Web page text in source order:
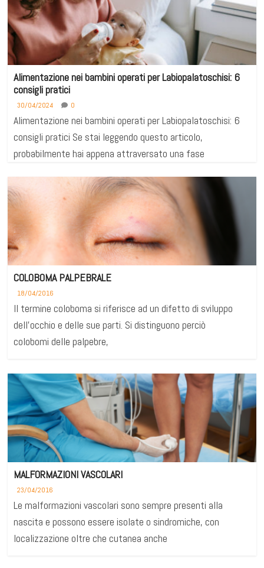
Alimentazione nei bambini operati per Labiopalatoschisi: 6
consigli pratici
30/04/2024 0
Alimentazione nei bambini operati per Labiopalatoschisi: 6
consigli pratici Se stai leggendo questo articolo,
probabilmente hai appena attraversato una fase
COLOBOMA PALPEBRALE
18/04/2016
Il termine coloboma si riferisce ad un difetto di sviluppo
dell’occhio e delle sue parti. Si distinguono perciò
colobomi delle palpebre,
MALFORMAZIONI VASCOLARI
23/04/2016
Le malformazioni vascolari sono sempre presenti alla
nascita e possono essere isolate o sindromiche, con
localizzazione oltre che cutanea anche